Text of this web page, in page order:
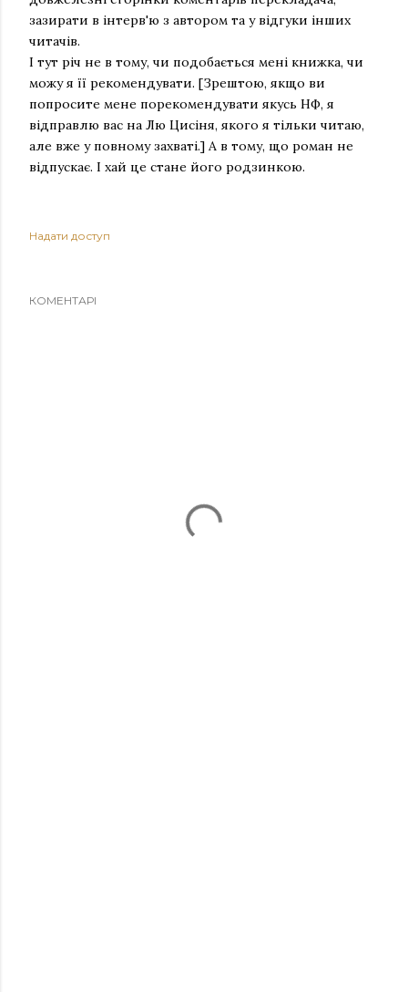
зазирати в інтерв'ю з автором та у відгуки інших
читачів.
І тут річ не в тому, чи подобається мені книжка, чи
можу я її рекомендувати. [Зрештою, якщо ви
попросите мене порекомендувати якусь НФ, я
відправлю вас на Лю Цисіня, якого я тільки читаю,
але вже у повному захваті.] А в тому, що роман не
відпускає. І хай це стане його родзинкою.
Надати доступ
КОМЕНТАРІ